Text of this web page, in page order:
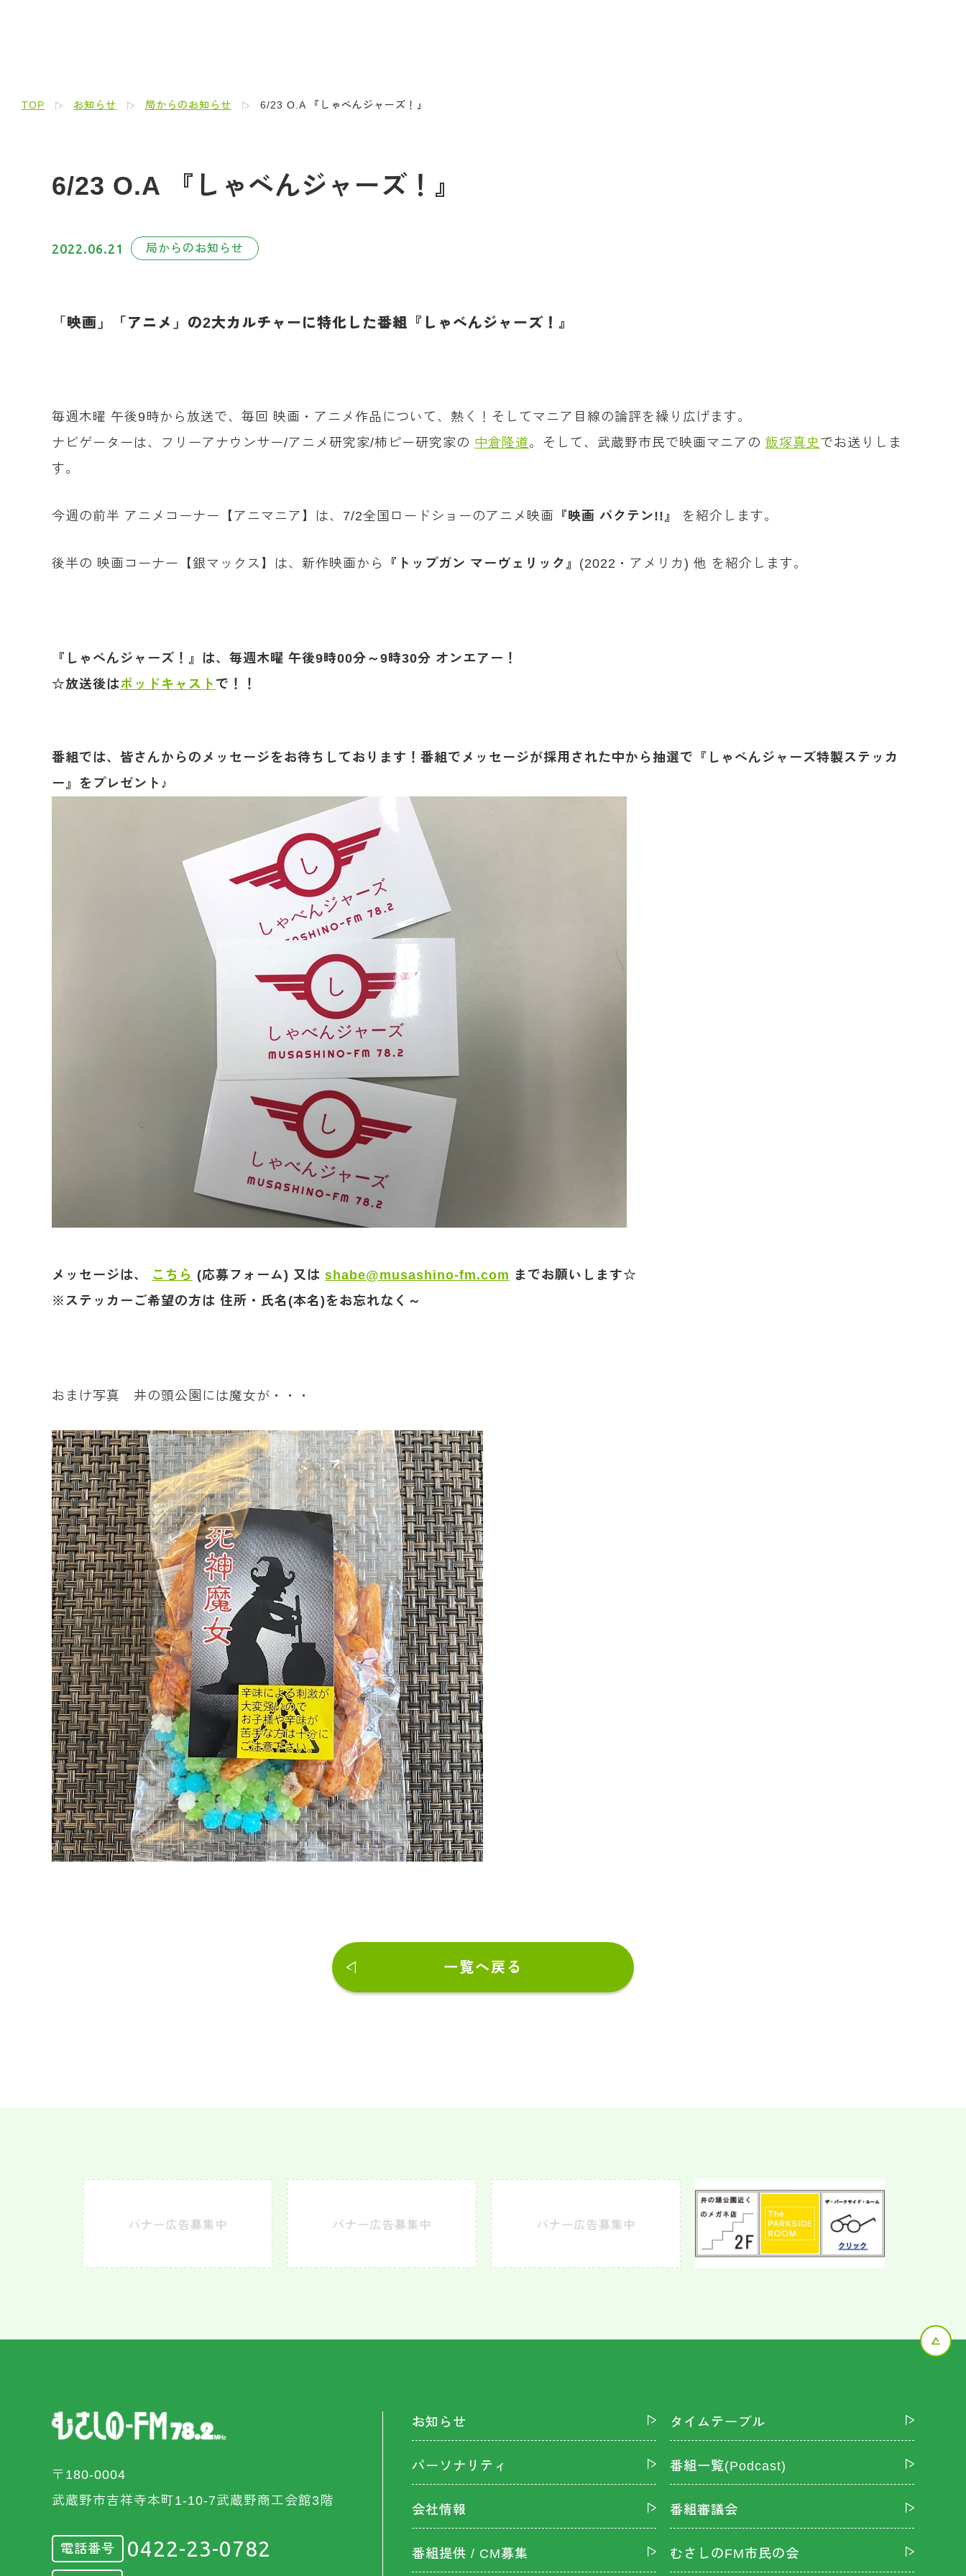
TOP お知らせ 局からのお知らせ 6/23 O.A 『しゃべんジャーズ！』
6/23 O.A 『しゃべんジャーズ！』
2022.06.21 局からのお知らせ
「 映画」「アニメ」の2大カルチャーに特化した番組『しゃべんジャーズ！』
毎週木曜 午後9時から放送で、毎回 映画・アニメ作品について、熱く！そしてマニア目線の論評を繰り広げます。
ナビゲーターは、フリーアナウンサー/アニメ研究家/柿ピー研究家の 中倉隆道。そして、武蔵野市民で映画マニアの 飯塚真史でお送りしま
す。
今週の前半 アニメコーナー【アニマニア】は、7/2全国ロードショーのアニメ映画 『映画 バクテン!!』 を紹介します。
後半の 映画コーナー【銀マックス】は、新作映画から 『トップガン マーヴェリック』 (2022・アメリカ) 他 を紹介します。
『しゃべんジャーズ！』は、毎週木曜 午後9時00分～9時30分 オンエアー！
☆放送後はポッドキャスト で！！
番組では、皆さんからのメッセージをお待ちしております！番組でメッセージが採用された中から抽選で『しゃべんジャーズ特製ステッカ
ー』をプレゼント♪
メッセージは、 こちら (応募フォーム) 又は shabe@musashino-fm.com までお願いします☆
※ステッカーご希望の方は 住所・氏名(本名)をお忘れなく～
おまけ写真 井の頭公園には魔女が・・・
一覧へ戻る
〒180-0004
武蔵野市吉祥寺本町1-10-7武蔵野商工会館3階
電話番号 0422-23-0782
お知らせ タイムテーブル
パーソナリティ 番組一覧(Podcast)
会社情報 番組審議会
番組提供 / CM募集 むさしのFM市民の会